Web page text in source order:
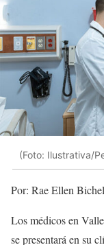
(Foto: Ilustrativa/
Por: Rae Ellen
Los médicos en
se presentará en su